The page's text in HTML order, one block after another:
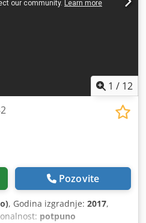
1 / 12
Pozovite
, Godina izgradnje: 2017,
potpuno